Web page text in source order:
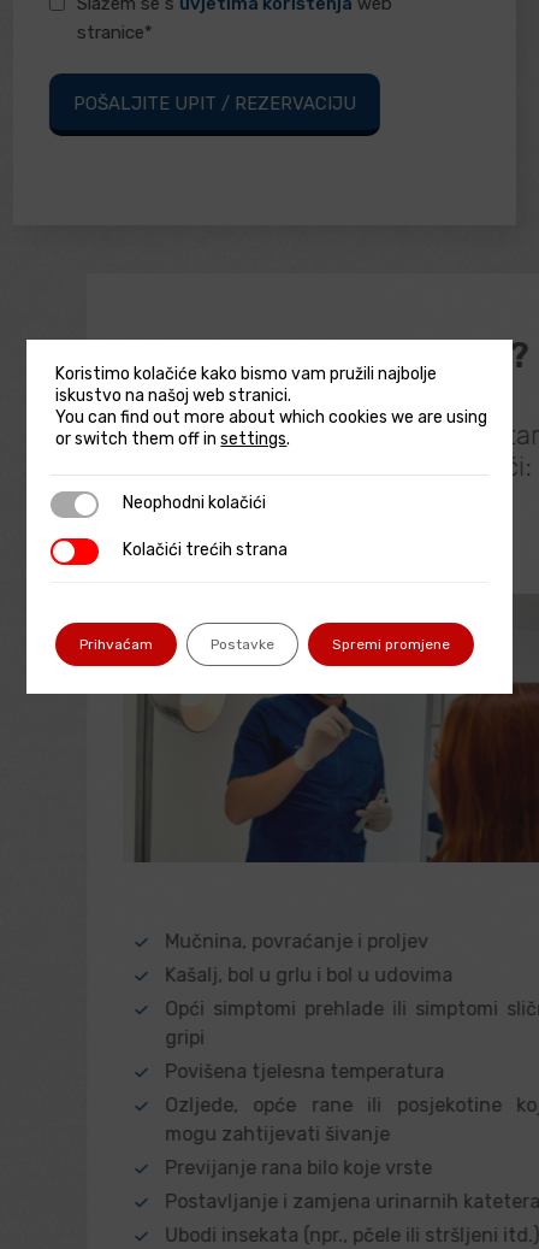
korištenja*
stranice*
Kada nam se obratiti?
Naša klinika pruža stručnu
medicinsku njegu za širok spektar
zdravstvenih stanja, uključujući:
Mučnina, povraćanje i proljev
Kašalj, bol u grlu i bol u udovima
Opći simptomi prehlade ili simptomi
gripi
Povišena tjelesna temperatura
Ozljede, opće rane ili posjekotine
mogu zahtijevati šivanje
Previjanje rana bilo koje vrste
Postavljanje i zamjena urinarnih
Ubodi insekata (npr., pčele ili stršljeni itd.)
Koristimo kolačiće kako bismo vam pružili najbolje
iskustvo na našoj web stranici.
You can find out more about which cookies we are using
or switch them off insettings.
Neophodni kolačići
Neophodni kolačići
Kolačići trećih strana
Kolačići trećih strana
Prihvaćam Postavke Spremi promjene